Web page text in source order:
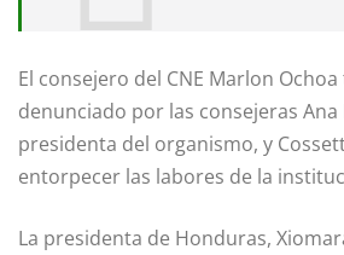
El consejero del CNE Marlon
denunciado por las consejeras Ana
presidenta del organismo, y
entorpecer las labores de la
La presidenta de Honduras,